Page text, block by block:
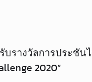
รางวัลการประชันไ
2020”